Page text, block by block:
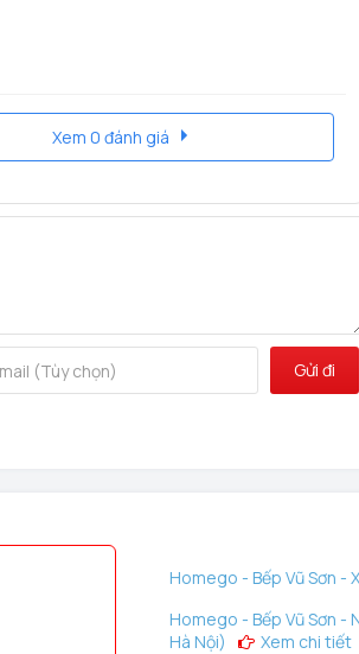
Xem 0 đánh giá
Gửi đi
Homego - Bếp Vũ Sơn -
Homego - Bếp Vũ Sơn -
Hà Nội)
Xem chi tiết